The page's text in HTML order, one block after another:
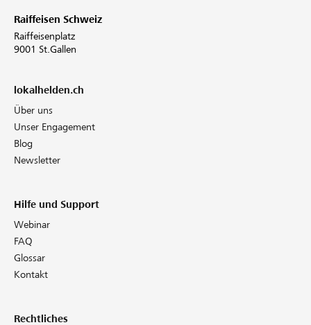
Raiffeisen Schweiz
Raiffeisenplatz
9001 St.Gallen
lokalhelden.ch
Über uns
Unser Engagement
Blog
Newsletter
Hilfe und Support
Webinar
FAQ
Glossar
Kontakt
Rechtliches